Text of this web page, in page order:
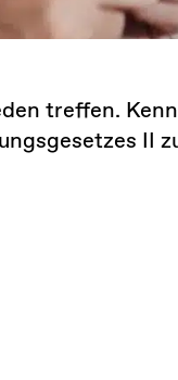
treffen.
II